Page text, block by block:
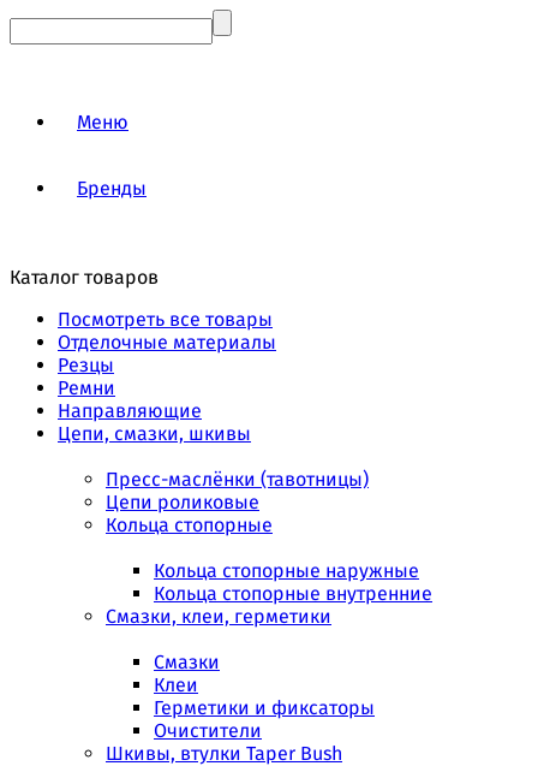
Меню
Бренды
Каталог товаров
Посмотреть все товары
Отделочные материалы
Резцы
Ремни
Направляющие
Цепи, смазки, шкивы
Пресс-маслёнки (тавотницы)
Цепи роликовые
Кольца стопорные
Кольца стопорные наружные
Кольца стопорные внутренние
Смазки, клеи, герметики
Смазки
Клеи
Герметики и фиксаторы
Очистители
Шкивы, втулки Taper Bush